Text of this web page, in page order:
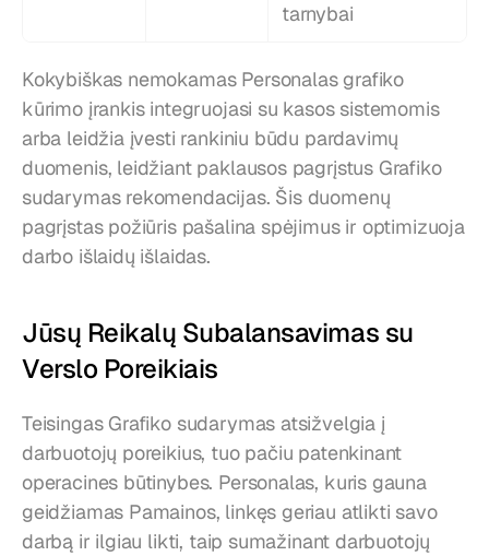
tarnybai
Kokybiškas nemokamas Personalas grafiko
kūrimo įrankis integruojasi su kasos sistemomis
arba leidžia įvesti rankiniu būdu pardavimų
duomenis, leidžiant paklausos pagrįstus Grafiko
sudarymas rekomendacijas. Šis duomenų
pagrįstas požiūris pašalina spėjimus ir optimizuoja
darbo išlaidų išlaidas.
Jūsų Reikalų Subalansavimas su
Verslo Poreikiais
Teisingas Grafiko sudarymas atsižvelgia į
darbuotojų poreikius, tuo pačiu patenkinant
operacines būtinybes. Personalas, kuris gauna
geidžiamas Pamainos, linkęs geriau atlikti savo
darbą ir ilgiau likti, taip sumažinant darbuotojų